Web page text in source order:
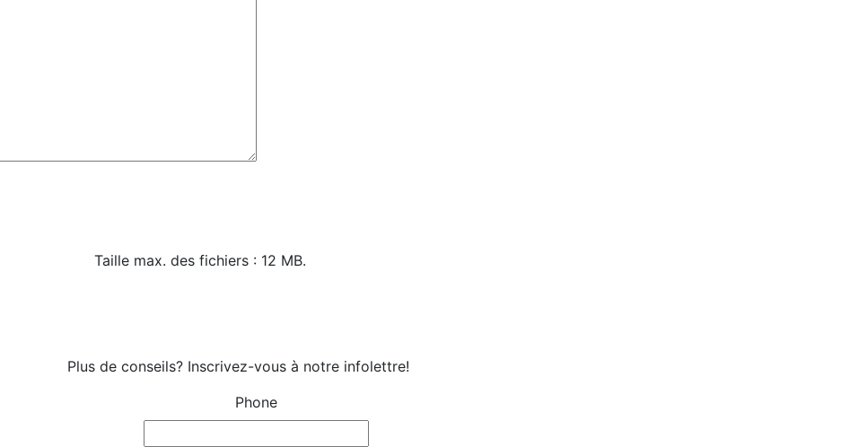
Taille max. des fichiers : 12 MB.
Plus de conseils? Inscrivez-vous à notre infolettre!
Phone